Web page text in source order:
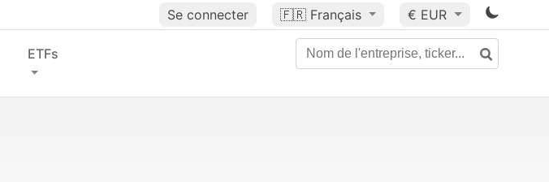
Se connecter 🇫🇷 Français € EUR
ETFs